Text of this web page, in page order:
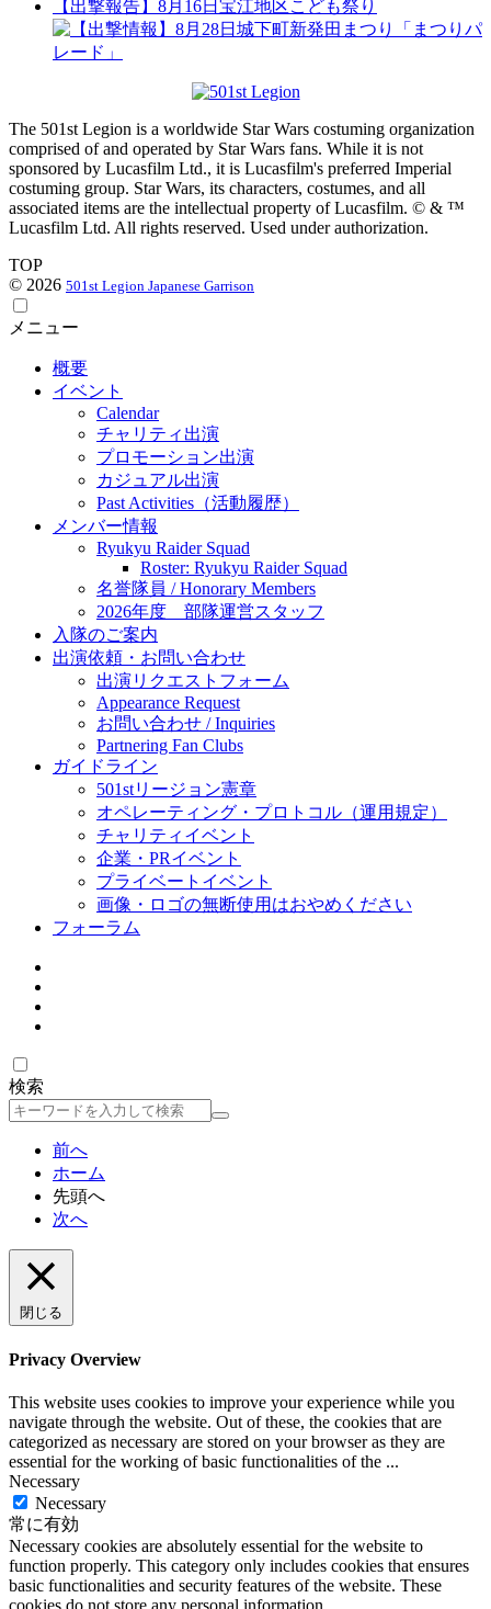
【出撃報告】8月16日宝江地区こども祭り
The 501st Legion is a worldwide Star Wars costuming organization
comprised of and operated by Star Wars fans. While it is not
sponsored by Lucasfilm Ltd., it is Lucasfilm's preferred Imperial
costuming group. Star Wars, its characters, costumes, and all
associated items are the intellectual property of Lucasfilm. © & ™
Lucasfilm Ltd. All rights reserved. Used under authorization.
TOP
© 2026 501st Legion Japanese Garrison
メニュー
概要
イベント
Calendar
チャリティ出演
プロモーション出演
カジュアル出演
Past Activities（活動履歴）
メンバー情報
Ryukyu Raider Squad
Roster: Ryukyu Raider Squad
名誉隊員 / Honorary Members
2026年度 部隊運営スタッフ
入隊のご案内
出演依頼・お問い合わせ
出演リクエストフォーム
Appearance Request
お問い合わせ / Inquiries
Partnering Fan Clubs
ガイドライン
501stリージョン憲章
オペレーティング・プロトコル（運用規定）
チャリティイベント
企業・PRイベント
プライベートイベント
画像・ロゴの無断使用はおやめください
フォーラム
検索
検
前へ
ホーム
先頭へ
次へ
閉じる
Privacy Overview
This website uses cookies to improve your experience while you
navigate through the website. Out of these, the cookies that are
categorized as necessary are stored on your browser as they are
essential for the working of basic functionalities of the ...
Necessary
Necessary
常に有効
Necessary cookies are absolutely essential for the website to
function properly. This category only includes cookies that ensures
basic functionalities and security features of the website. These
cookies do not store any personal information.